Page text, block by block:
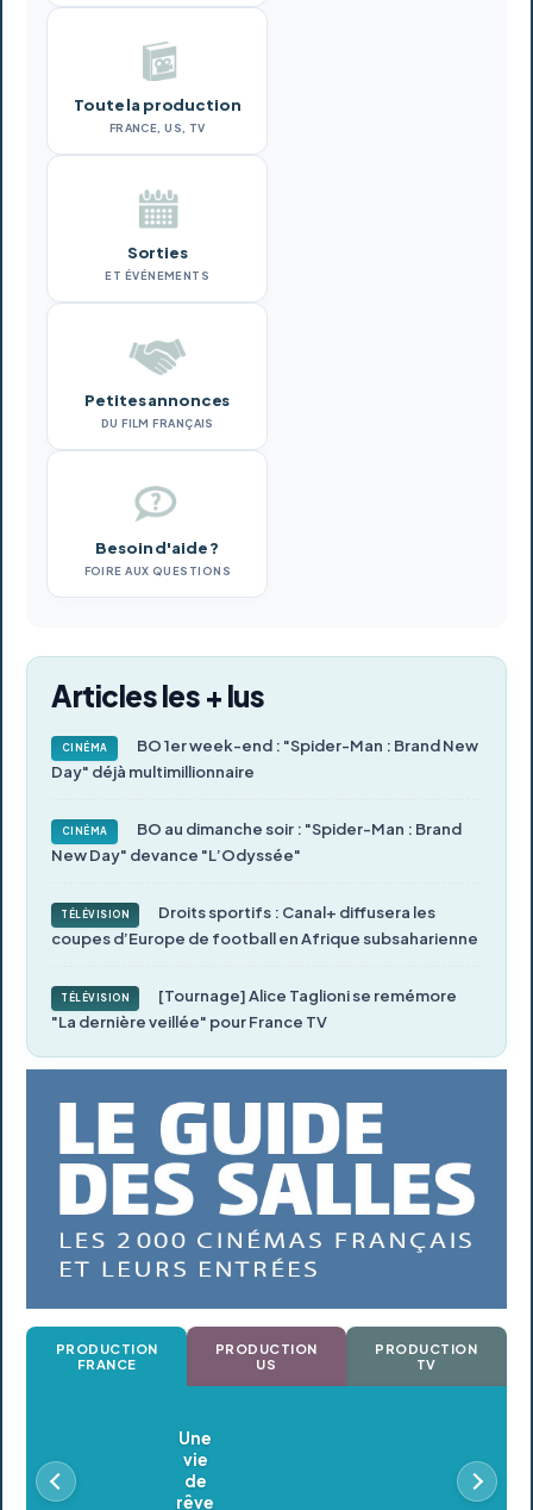
Toute la production
FRANCE, US, TV
Sorties
ET ÉVÉNEMENTS
Petites annonces
DU FILM FRANÇAIS
Besoin d'aide ?
FOIRE AUX QUESTIONS
Articles les + lus
CINÉMA
BO 1er week-end : "Spider-Man : Brand New
Day" déjà multimillionnaire
CINÉMA
BO au dimanche soir : "Spider-Man : Brand
New Day" devance "L’Odyssée"
TÉLÉVISION
Droits sportifs : Canal+ diffusera les
coupes d’Europe de football en Afrique subsaharienne
TÉLÉVISION
[Tournage] Alice Taglioni se remémore
"La dernière veillée" pour France TV
PRODUCTION
FRANCE
PRODUCTION
US
PRODUCTION
TV
Oldeupe
En postproduction